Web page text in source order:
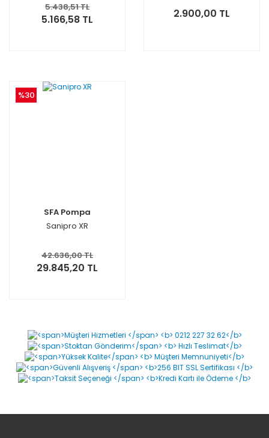
5.438,51 TL
5.166,58 TL 2.900,00 TL
%30
SFA Pompa
Sanipro XR
42.636,00 TL
29.845,20 TL